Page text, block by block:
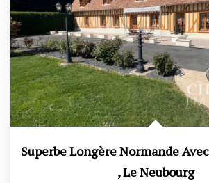
,Le Neubourg